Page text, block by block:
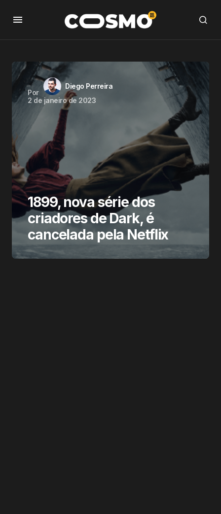
Por
Diego Perreira
2 de janeiro de 2023
1899, nova série dos
criadores de Dark, é
cancelada pela Netflix